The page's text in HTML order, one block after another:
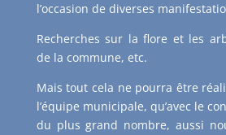
l’occasion de diverses
Recherches sur la flore et les
de la commune, etc.
Mais tout cela ne pourra être
l’équipe municipale, qu’avec le
du plus grand nombre, aussi